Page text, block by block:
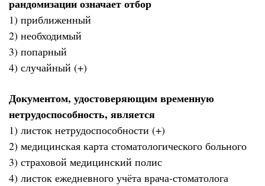
рандомизации означает отбор
1) приближенный
2) необходимый
3) попарный
4) случайный (+)
Документом, удостоверяющим временную
нетрудоспособность, является
1) листок нетрудоспособности (+)
2) медицинская карта стоматологического больного
3) страховой медицинский полис
4) листок ежедневного учёта врача-стоматолога